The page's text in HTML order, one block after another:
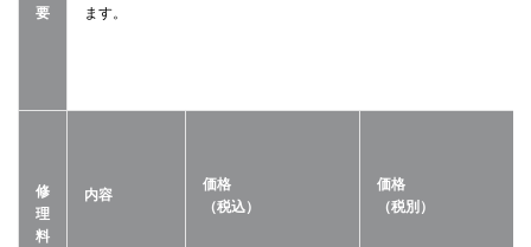
要
ます。
修
理
料
内容
価格
（税込）
価格
（税別）